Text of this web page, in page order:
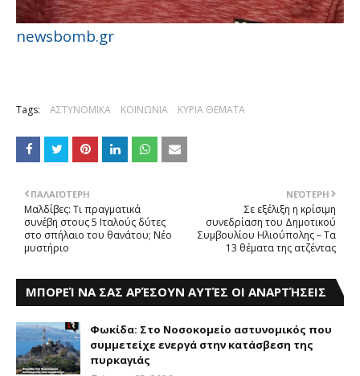
newsbomb.gr
Tags: ΑΣΤΥΝΟΜΙΚΑ ΚΟΙΝΩΝΙΑ ΚΥΡΙΑ ΘΕΜΑΤΑ
ΝΕΌΤΕΡΗ
Σε εξέλιξη η κρίσιμη
συνεδρίαση του Δημοτικού
Συμβουλίου Ηλιούπολης – Τα
13 θέματα της ατζέντας
ΠΑΛΑΙΌΤΕΡΗ
Μαλδίβες: Τι πραγματικά
συνέβη στους 5 Ιταλούς δύτες
στο σπήλαιο του θανάτου; Νέο
μυστήριο
ΜΠΟΡΕΊ ΝΑ ΣΑΣ ΑΡΈΣΟΥΝ ΑΥΤΈΣ ΟΙ ΑΝΑΡΤΉΣΕΙΣ
Φωκίδα: Στο Νοσοκομείο αστυνομικός που
συμμετείχε ενεργά στην κατάσβεση της
πυρκαγιάς